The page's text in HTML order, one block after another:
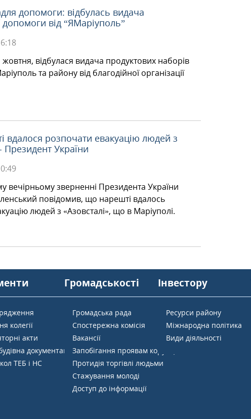
допомоги: відбулась видача
допомоги від “ЯМаріуполь”
відбулася видача продуктових наборів
та району від благодійної організації
вдалося розпочати евакуацію людей з
Президент України
вечірньому зверненні Президента України
повідомив, що нарешті вдалось
людей з «Азовсталі», що в Маріуполі.
колегії
акти
документація
ТЕБ і НС
Громадськості
Громадська рада
Спостережна комісія
Вакансії
Запобігання проявам корупції
Протидія торгівлі людьми
Стажування молоді
Доступ до інформації
Інвестору
Ресурси району
Міжнародна політика
Види діяльності